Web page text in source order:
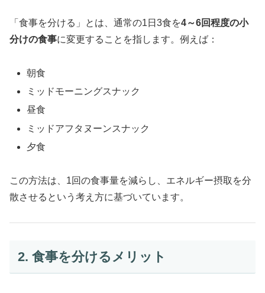
「食事を分ける」とは、通常の1日3食を4～6回程度の小
分けの食事に変更することを指します。例えば：
朝食
ミッドモーニングスナック
昼食
ミッドアフタヌーンスナック
夕食
この方法は、1回の食事量を減らし、エネルギー摂取を分
散させるという考え方に基づいています。
2. 食事を分けるメリット